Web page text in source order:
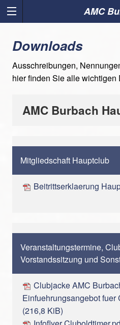
AMC
Downloads
Ausschreibungen,
hier finden Sie alle
AMC Burbach
Mitgliedschaft Hauptclub
Beitrittserklaerung
Veranstaltungstermine,
Vorstandssitzung und
Clubjacke AMC
Einfuehrungsangebot fuer
(216,8 KiB)